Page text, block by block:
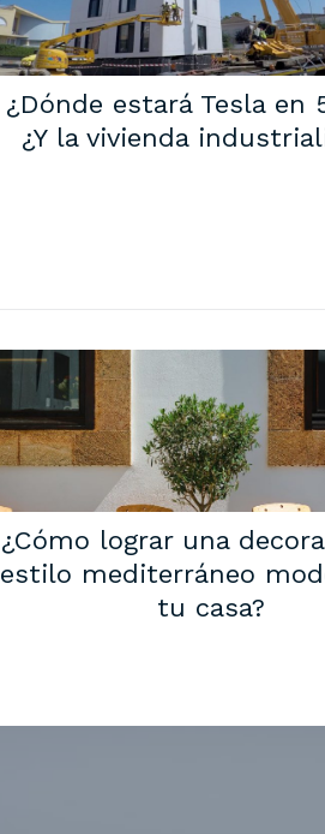
¿Dónde estará Tesla en
¿Y la vivienda
¿Cómo lograr una
estilo mediterráneo
tu casa?